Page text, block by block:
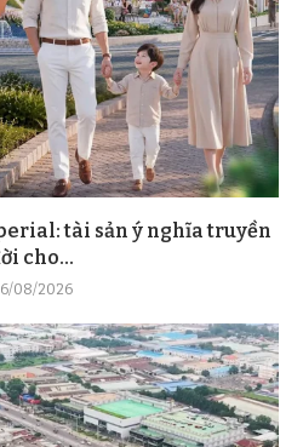
tài sản ý nghĩa truyền
cho...
08/2026